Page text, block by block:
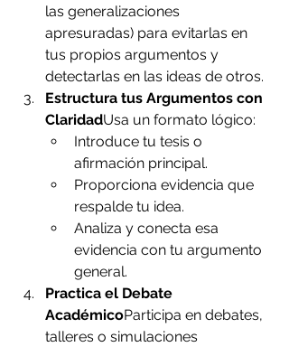
las generalizaciones
apresuradas) para evitarlas en
tus propios argumentos y
detectarlas en las ideas de otros.
Estructura tus Argumentos con
ClaridadUsa un formato lógico:
Introduce tu tesis o
afirmación principal.
Proporciona evidencia que
respalde tu idea.
Analiza y conecta esa
evidencia con tu argumento
general.
Practica el Debate
AcadémicoParticipa en debates,
talleres o simulaciones